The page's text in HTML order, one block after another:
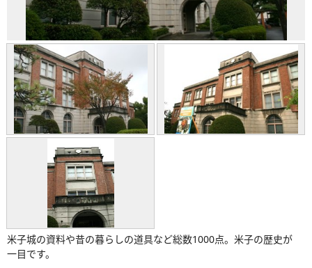
米子城の資料や昔の暮らしの道具など総数1000点。米子の歴史が
一目です。